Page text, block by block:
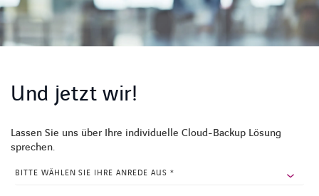
Und jetzt wir!
Lassen Sie uns über Ihre individuelle Cloud-Backup Lösung
sprechen.
COMPANY